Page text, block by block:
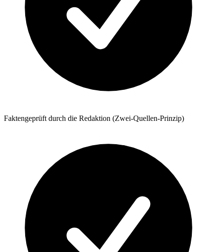
Faktengeprüft durch die Redaktion (Zwei-Quellen-Prinzip)